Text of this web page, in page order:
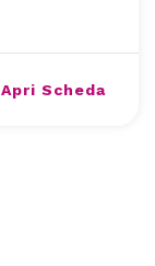
Apri Scheda